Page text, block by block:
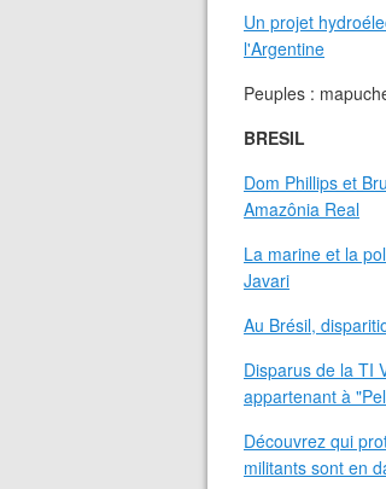
Un projet
l'Argentine
Peuples :
BRESIL
Dom Phillips et
Amazônia Real
La marine et la
Javari
Au Brésil,
Disparus de la TI
appartenant à
Découvrez qui
militants sont en